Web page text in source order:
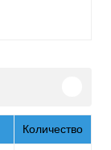
Количество